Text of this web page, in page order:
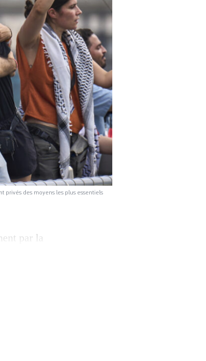
privés des moyens les plus essentiels
par la